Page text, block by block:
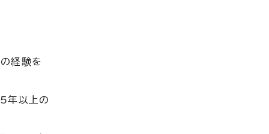
経験を
年以上の